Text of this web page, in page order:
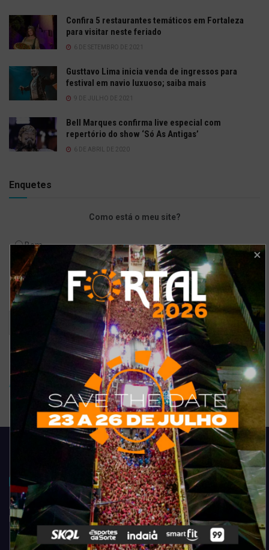
Confira 5 restaurantes temáticos em Fortaleza
para visitar neste feriado
6 DE SETEMBRO DE 2021
Gusttavo Lima inicia venda de ingressos para
festival em navio luxuoso; saiba mais
9 DE JULHO DE 2021
Bell Marques confirma live especial com
repertório do show ‘Só As Antigas’
6 DE ABRIL DE 2020
Enquetes
Como está o meu site?
Bom
Excelente
Ruim
Pode ser melhorado
Sem comentários
Ver resultados
Arquivo de enquete
Acompanhe todas as novidades do entretenimento na região de
Fortaleza. Dicas, promoções, coberturas exclusivas e muito mais.